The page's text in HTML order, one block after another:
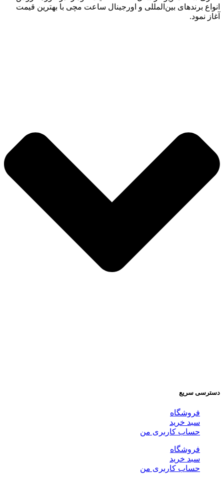
انواع برندهای بین‌المللی و اورجینال ساعت مچی با بهترین قیمت
آغاز نمود.
دسترسی سریع
فروشگاه
سبد خرید
حساب کاربری من
فروشگاه
سبد خرید
حساب کاربری من